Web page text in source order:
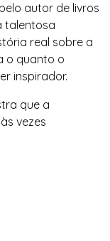
autor de livros
talentosa
real sobre a
o quanto o
inspirador.
que a
vezes